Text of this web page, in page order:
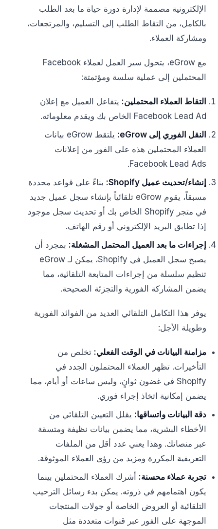
الإلكترونية مصممة لإدارة دورة حياة ما بعد الطلب
بالكامل، من التقاط الطلب إلى التسليم، والمرتجعات،
ومشاركة العملاء.
مع eGrow، يتحول سير العمل لعملاء Facebook
المحتملين إلى عملية سلسة ومؤتمتة:
التقاط العملاء المحتملين: يتفاعل العميل مع إعلان
Facebook Lead Ad الخاص بك ويقدم معلوماته.
النقل الفوري إلى eGrow:
يلتقط eGrow بيانات
العملاء المحتملين هذه على الفور من إعلانات
Facebook Lead Ads.
إنشاء/تحديث عميل Shopify:
بناءً على قواعد محددة
مسبقاً، يقوم eGrow تلقائياً بإنشاء سجل عميل جديد
في متجر Shopify الخاص بك أو تحديث سجل موجود
إذا تطابق البريد الإلكتروني أو رقم الهاتف.
إجراءات ما بعد العميل المحتمل المشغلة: بمجرد أن
يصبح سجل العميل في Shopify، يمكن لـ eGrow
تنظيم سلسلة من إجراءات المتابعة التلقائية، مما
يضمن المشاركة الفورية والتجزئة الصحيحة.
يوفر هذا التكامل التلقائي العديد من الفوائد الفورية
وطويلة الأجل:
مزامنة البيانات في الوقت الفعلي: تخلص من
التأخيرات. تظهر العملاء المحتملون الجدد في
Shopify في غضون ثوانٍ، وليس ساعات أو أيام، مما
يضمن إمكانية اتخاذ إجراء فوري.
دقة البيانات واتساقها: يقلل التعيين التلقائي من
الأخطاء البشرية، مما يضمن بيانات نظيفة ومتسقة
عبر منصاتك. وهذا يعني عدد أقل من الملفات
التعريفية المكررة ومزيد من رؤى العملاء الموثوقة.
تجربة عملاء محسنة: أشرك العملاء المحتملين بينما
يكون اهتمامهم في ذروته. يمكن بدء رسائل الترحيب
التلقائية أو العروض الخاصة أو جولات المنتجات
الموجهة على الفور عبر قنوات متعددة مثل